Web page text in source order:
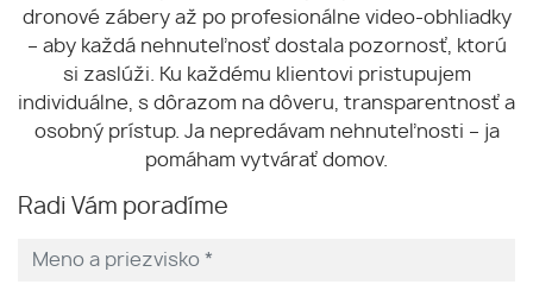
dronové zábery až po profesionálne video-obhliadky
– aby každá nehnuteľnosť dostala pozornosť, ktorú
si zaslúži. Ku každému klientovi pristupujem
individuálne, s dôrazom na dôveru, transparentnosť a
osobný prístup. Ja nepredávam nehnuteľnosti – ja
pomáham vytvárať domov.
Radi Vám poradíme